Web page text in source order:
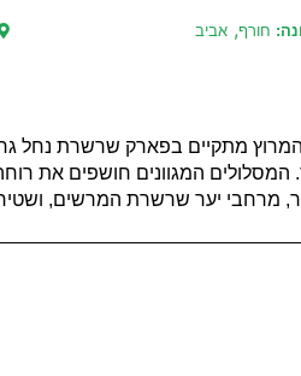
חורף, אביב
המגוונים חושפים את
מרחבי יער שרשרת המרשים,